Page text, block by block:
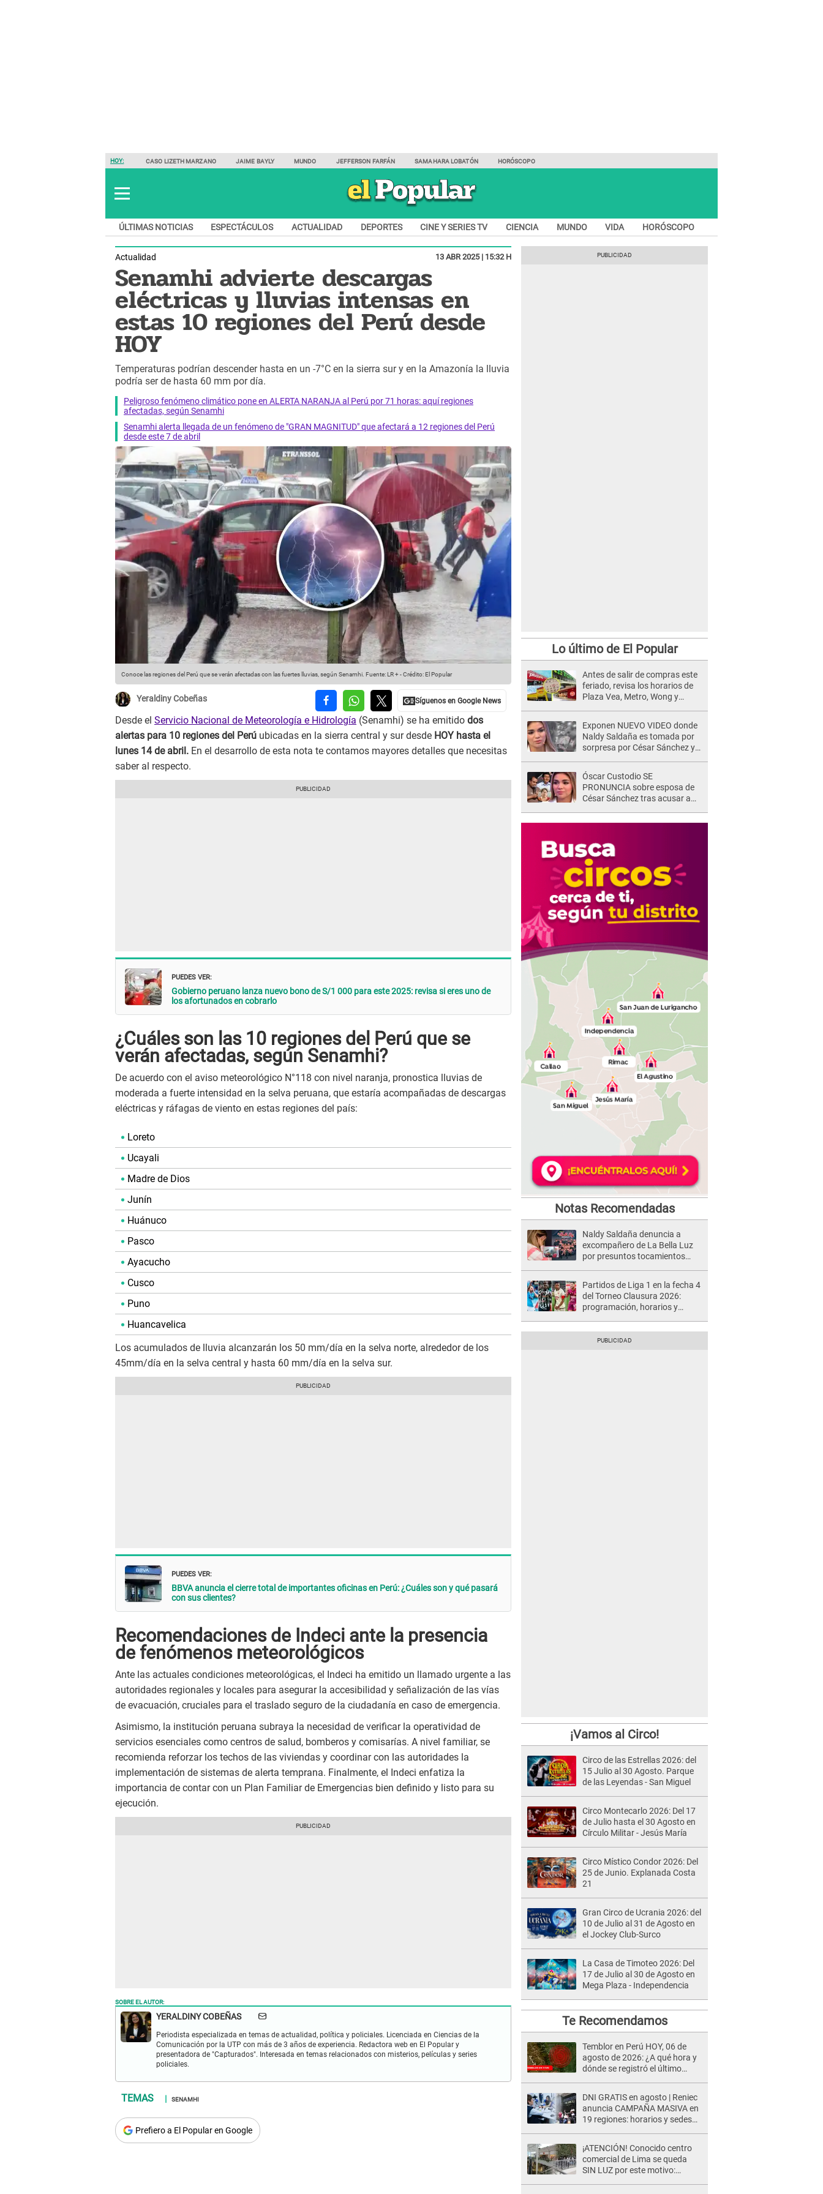
HOY: CASO LIZETH MARZANO JAIME BAYLY MUNDO JEFFERSON FARFÁN SAMAHARA LOBATÓN HORÓSCOPO
ÚLTIMAS NOTICIAS ESPECTÁCULOS ACTUALIDAD DEPORTES CINE Y SERIES TV CIENCIA MUNDO VIDA HORÓSCOPO
Actualidad 13 ABR 2025 | 15:32 H
Senamhi advierte descargas
eléctricas y lluvias intensas en
estas 10 regiones del Perú desde
HOY
Temperaturas podrían descender hasta en un -7°C en la sierra sur y en la Amazonía la lluvia
podría ser de hasta 60 mm por día.
Peligroso fenómeno climático pone en ALERTA NARANJA al Perú por 71 horas: aquí regiones
afectadas, según Senamhi
Senamhi alerta llegada de un fenómeno de "GRAN MAGNITUD" que afectará a 12 regiones del Perú
desde este 7 de abril
Conoce las regiones del Perú que se verán afectadas con las fuertes lluvias, según Senamhi. Fuente: LR +-Crédito: El Popular
Yeraldiny Cobeñas
Desde el Servicio Nacional de Meteorología e Hidrología (Senamhi) se ha emitido dos
alertas para 10 regiones del Perú ubicadas en la sierra central y sur desde HOY hasta el
lunes 14 de abril. En el desarrollo de esta nota te contamos mayores detalles que necesitas
saber al respecto.
PUEDES VER:
Gobierno peruano lanza nuevo bono de S/1 000 para este 2025: revisa si eres uno de
los afortunados en cobrarlo
¿Cuáles son las 10 regiones del Perú que se
verán afectadas, según Senamhi?
De acuerdo con el aviso meteorológico N°118 con nivel naranja, pronostica lluvias de
moderada a fuerte intensidad en la selva peruana, que estaría acompañadas de descargas
eléctricas y ráfagas de viento en estas regiones del país:
Loreto
Ucayali
Madre de Dios
Junín
Huánuco
Pasco
Ayacucho
Cusco
Puno
Huancavelica
Los acumulados de lluvia alcanzarán los 50 mm/día en la selva norte, alrededor de los
45mm/día en la selva central y hasta 60 mm/día en la selva sur.
PUEDES VER:
BBVA anuncia el cierre total de importantes oficinas en Perú: ¿Cuáles son y qué pasará
con sus clientes?
Recomendaciones de Indeci ante la presencia
de fenómenos meteorológicos
Ante las actuales condiciones meteorológicas, el Indeci ha emitido un llamado urgente a las
autoridades regionales y locales para asegurar la accesibilidad y señalización de las vías
de evacuación, cruciales para el traslado seguro de la ciudadanía en caso de emergencia.
Asimismo, la institución peruana subraya la necesidad de verificar la operatividad de
servicios esenciales como centros de salud, bomberos y comisarías. A nivel familiar, se
recomienda reforzar los techos de las viviendas y coordinar con las autoridades la
implementación de sistemas de alerta temprana. Finalmente, el Indeci enfatiza la
importancia de contar con un Plan Familiar de Emergencias bien definido y listo para su
ejecución.
SOBRE EL AUTOR:
YERALDINY COBEÑAS
Periodista especializada en temas de actualidad, política y policiales. Licenciada en Ciencias de la
Comunicación por la UTP con más de 3 años de experiencia. Redactora web en El Popular y
presentadora de "Capturados". Interesada en temas relacionados con misterios, películas y series
policiales.
SENAMHI
Prefiero a El Popular en Google
Lo último de El Popular
Antes de salir de compras este
feriado, revisa los horarios de
Plaza Vea, Metro, Wong y
Exponen NUEVO VIDEO donde
Naldy Saldaña es tomada por
sorpresa por César Sánchez y
agarró la mano
Óscar Custodio SE
PRONUNCIA sobre esposa de
César Sánchez tras acusar a
Notas Recomendadas
Naldy Saldaña denuncia a
excompañero de La Bella Luz
por presuntos tocamientos
Partidos de Liga 1 en la fecha 4
del Torneo Clausura 2026:
programación, horarios y
¡Vamos al Circo!
Circo de las Estrellas 2026: del
15 Julio al 30 Agosto. Parque
de las Leyendas - San Miguel
Circo Montecarlo 2026: Del 17
de Julio hasta el 30 Agosto en
Círculo Militar - Jesús María
Circo Místico Condor 2026: Del
25 de Junio. Explanada Costa
21
Gran Circo de Ucrania 2026: del
10 de Julio al 31 de Agosto en
el Jockey Club-Surco
La Casa de Timoteo 2026: Del
17 de Julio al 30 de Agosto en
Mega Plaza - Independencia
Te Recomendamos
Temblor en Perú HOY, 06 de
agosto de 2026: ¿A qué hora y
dónde se registró el último
DNI GRATIS en agosto | Reniec
anuncia CAMPAÑA MASIVA en
19 regiones: horarios y sedes
¡ATENCIÓN! Conocido centro
comercial de Lima se queda
SIN LUZ por este motivo: